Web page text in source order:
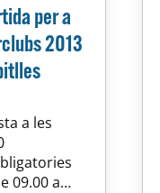
per a
2013
a les
09.00 a